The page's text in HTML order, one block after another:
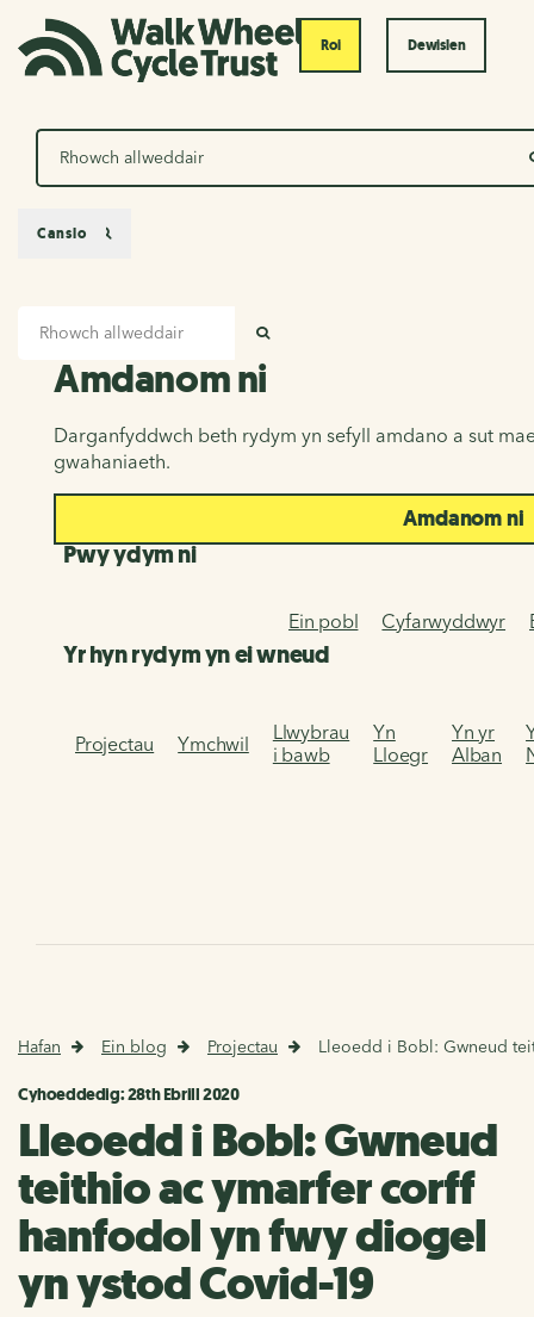
Roi Dewislen
Chwilio
Amdanom ni
Amdanom ni
Darganfyddwch beth rydym yn sefyll amdano a sut
gwahaniaeth.
Amdanom ni
Pwy ydym ni
Ein pobl Cyfarwyddwyr
Yr hyn rydym yn ei wneud
Projectau Ymchwil
Llwybrau
i bawb
Yn
Lloegr
Yn yr
Alban
Canslo
Hafan Ein blog Projectau Lleoedd i Bobl: Gwneud
Cyhoeddedig: 28th Ebrill 2020
Lleoedd i Bobl: Gwneud
teithio ac ymarfer corff
hanfodol yn fwy diogel
yn ystod Covid-19